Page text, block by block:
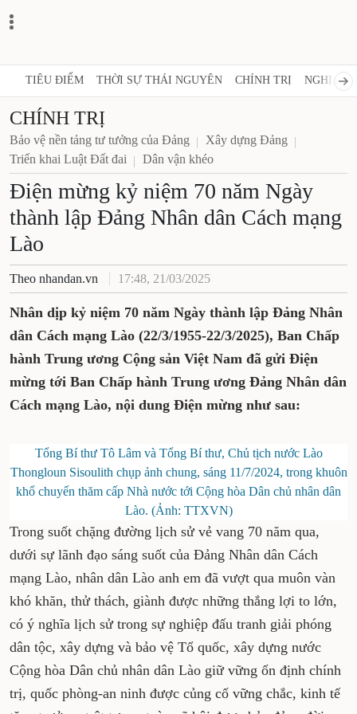
TIÊU ĐIỂM THỜI SỰ THÁI NGUYÊN CHÍNH TRỊ NGHỊ
CHÍNH TRỊ
Bảo vệ nền tảng tư tưởng của Đảng
Xây dựng Đảng
Triển khai Luật Đất đai
Dân vận khéo
Điện mừng kỷ niệm 70 năm Ngày
thành lập Đảng Nhân dân Cách mạng
Lào
Theo nhandan.vn 17:48, 21/03/2025
Nhân dịp kỷ niệm 70 năm Ngày thành lập Đảng Nhân
dân Cách mạng Lào (22/3/1955-22/3/2025), Ban Chấp
hành Trung ương Cộng sản Việt Nam đã gửi Điện
mừng tới Ban Chấp hành Trung ương Đảng Nhân dân
Cách mạng Lào, nội dung Điện mừng như sau:
Tổng Bí thư Tô Lâm và Tổng Bí thư, Chủ tịch nước Lào
Thongloun Sisoulith chụp ảnh chung, sáng 11/7/2024, trong khuôn
khổ chuyến thăm cấp Nhà nước tới Cộng hòa Dân chủ nhân dân
Lào. (Ảnh: TTXVN)
Trong suốt chặng đường lịch sử vẻ vang 70 năm qua,
dưới sự lãnh đạo sáng suốt của Đảng Nhân dân Cách
mạng Lào, nhân dân Lào anh em đã vượt qua muôn vàn
khó khăn, thử thách, giành được những thắng lợi to lớn,
có ý nghĩa lịch sử trong sự nghiệp đấu tranh giải phóng
dân tộc, xây dựng và bảo vệ Tổ quốc, xây dựng nước
Cộng hòa Dân chủ nhân dân Lào giữ vững ổn định chính
trị, quốc phòng-an ninh được củng cố vững chắc, kinh tế